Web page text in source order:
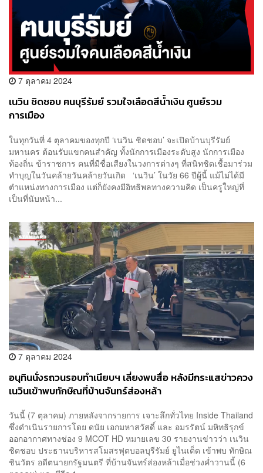
7 ตุลาคม 2024
เนวิน ชิดชอบ ฅนบุรีรัมย์ รวมใจเลือดสีน้ำเงิน ศูนย์รวม
การเมือง
ในทุกวันที่ 4 ตุลาคมของทุกปี ‘เนวิน ชิดชอบ’ จะเปิดบ้านบุรีรัมย์
มหานคร ต้อนรับแขกคนสำคัญ ทั้งนักการเมืองระดับสูง นักการเมือง
ท้องถิ่น ข้าราชการ คนที่มีชื่อเสียงในวงการต่างๆ ที่สนิทชิดเชื้อมาร่วม
ทำบุญในวันคล้ายวันคล้ายวันเกิด ‘เนวิน’ ในวัย 66 ปีผู้นี้ แม้ไม่ได้มี
ตำแหน่งทางการเมือง แต่ก็ยังคงมีอิทธิพลทางความคิด เป็นครูใหญ่ที่
เป็นที่นับหน้า...
7 ตุลาคม 2024
อนุทิน​นั่งรถวนรอบทำเนียบฯ เลี่ยงพบสื่อ หลังมีกระแสข่าวควง
เนวิน​เข้าพบทักษิณ​ที่บ้านจันทร์ส่องหล้า
วันนี้ (7 ตุลาคม) ภายหลังจากรายการ เจาะลึกทั่วไทย Inside Thailand
ซึ่งดำเนินรายการโดย ดนัย เอกมหาสวัสดิ์ และ อมรรัตน์ มหิทธิรุกข์
ออกอากาศทางช่อง 9 MCOT HD หมายเลข 30 รายงานข่าวว่า เนวิน​
ชิดชอบ​ ประธานบริหารสโมสรฟุตบอล​บุรีรัมย์ ยูไนเต็ด​ เข้าพบ ทักษิณ​
ชินวัตร​ อดีต​นายก​รัฐมนตรี​ ที่บ้าน​จันทร์​ส่อง​หล้า​เมื่อช่วงค่ำวานนี้ (6